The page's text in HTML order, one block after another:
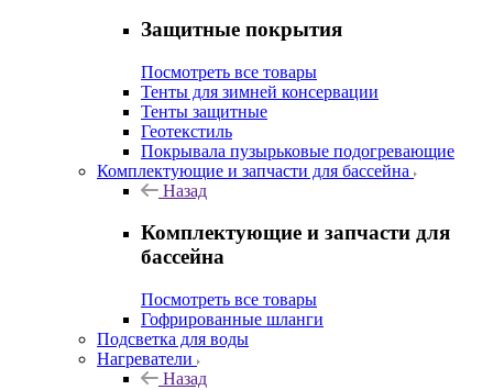
Защитные покрытия
Посмотреть все товары
Тенты для зимней консервации
Тенты защитные
Геотекстиль
Покрывала пузырьковые подогревающие
Комплектующие и запчасти для бассейна
Назад
Комплектующие и запчасти для
бассейна
Посмотреть все товары
Гофрированные шланги
Подсветка для воды
Нагреватели
Назад